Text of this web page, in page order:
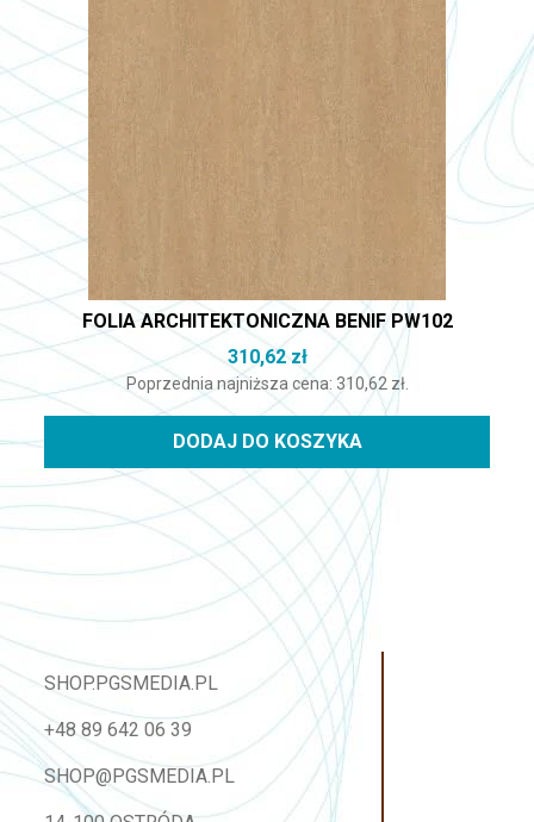
FOLIA ARCHITEKTONICZNA BENIF PW102
310,62 zł
Poprzednia najniższa cena: 310,62 zł.
DODAJ DO KOSZYKA
SHOP.PGSMEDIA.PL
+48 89 642 06 39
SHOP@PGSMEDIA.PL